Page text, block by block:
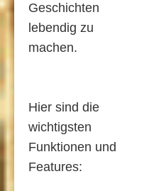
Geschichten
lebendig zu
machen.
Hier sind die
wichtigsten
Funktionen und
Features: